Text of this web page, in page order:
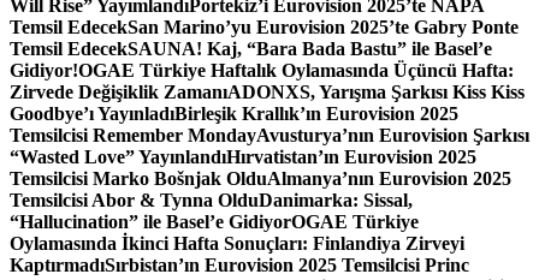
Will Rise” YayımlandıPortekiz’i Eurovision 2025’te NAPA
Temsil EdecekSan Marino’yu Eurovision 2025’te Gabry Ponte
Temsil EdecekSAUNA! Kaj, “Bara Bada Bastu” ile Basel’e
Gidiyor!OGAE Türkiye Haftalık Oylamasında Üçüncü Hafta:
Zirvede Değişiklik ZamanıADONXS, Yarışma Şarkısı Kiss Kiss
Goodbye’ı YayınladıBirleşik Krallık’ın Eurovision 2025
Temsilcisi Remember MondayAvusturya’nın Eurovision Şarkısı
“Wasted Love” YayınlandıHırvatistan’ın Eurovision 2025
Temsilcisi Marko Bošnjak OlduAlmanya’nın Eurovision 2025
Temsilcisi Abor & Tynna OlduDanimarka: Sissal,
“Hallucination” ile Basel’e GidiyorOGAE Türkiye
Oylamasında İkinci Hafta Sonuçları: Finlandiya Zirveyi
KaptırmadıSırbistan’ın Eurovision 2025 Temsilcisi Princ